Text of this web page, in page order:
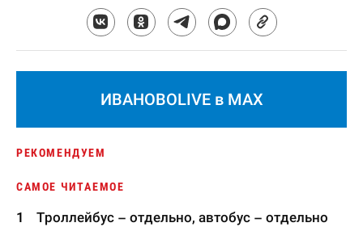
ИВАНОВОLIVE в MAX
РЕКОМЕНДУЕМ
САМОЕ ЧИТАЕМОЕ
Троллейбус – отдельно, автобус – отдельно